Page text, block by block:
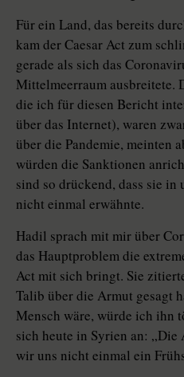
Für ein Land, das bereits
kam der Caesar Act zum
gerade als sich das
Mittelmeerraum ausbreitete.
die ich für diesen Bericht
über das Internet), waren
über die Pandemie, meinten
würden die Sank­tio­nen
sind so drückend, dass sie in
nicht einmal erwähnte.
Hadil sprach mit mir über
das Hauptproblem die
Act mit sich bringt. Sie
Talib über die Armut gesagt
Mensch wäre, würde ich ihn
sich heute in Syrien an: „Die
wir uns nicht einmal ein